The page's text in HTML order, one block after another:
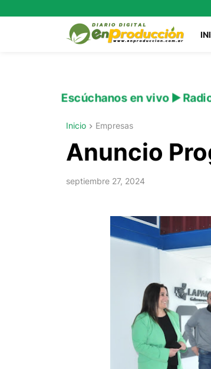
Escúchanos en vivo ▶️
Inicio Empresas
Anuncio
septiembre 27, 2024